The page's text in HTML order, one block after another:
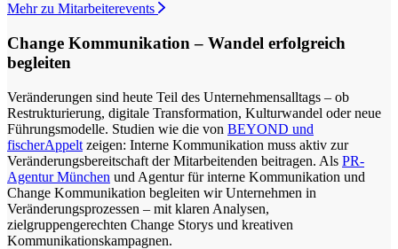
Mehr zu Mitarbeiterevents
Change Kommunikation – Wandel erfolgreich
begleiten
Veränderungen sind heute Teil des Unternehmensalltags – ob
Restrukturierung, digitale Transformation, Kulturwandel oder neue
Führungsmodelle. Studien wie die von BEYOND und
fischerAppelt zeigen: Interne Kommunikation muss aktiv zur
Veränderungsbereitschaft der Mitarbeitenden beitragen. Als PR-
Agentur München und Agentur für interne Kommunikation und
Change Kommunikation begleiten wir Unternehmen in
Veränderungsprozessen – mit klaren Analysen,
zielgruppengerechten Change Storys und kreativen
Kommunikationskampagnen.